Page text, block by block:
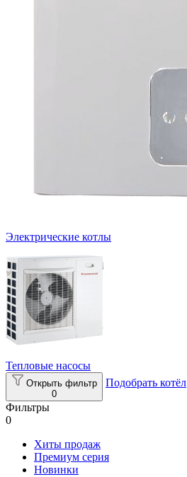
Электрические котлы
Тепловые насосы
Открыть фильтр
0
Подобрать котёл
Фильтры
0
Хиты продаж
Премиум серия
Новинки